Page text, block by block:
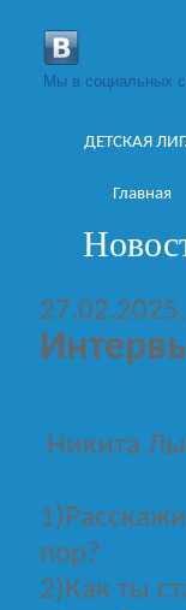
Главная
Мы в социальных
ДЕТСКАЯ
Никита
пор?
2)Как ты